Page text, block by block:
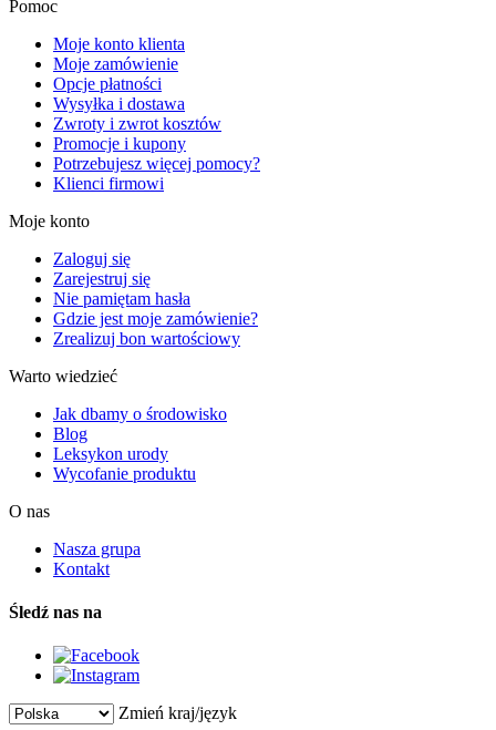
Pomoc
Moje konto klienta
Moje zamówienie
Opcje płatności
Wysyłka i dostawa
Zwroty i zwrot kosztów
Promocje i kupony
Potrzebujesz więcej pomocy?
Klienci firmowi
Moje konto
Zaloguj się
Zarejestruj się
Nie pamiętam hasła
Gdzie jest moje zamówienie?
Zrealizuj bon wartościowy
Warto wiedzieć
Jak dbamy o środowisko
Blog
Leksykon urody
Wycofanie produktu
O nas
Nasza grupa
Kontakt
Śledź nas na
Zmień kraj/język